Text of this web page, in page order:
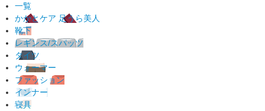
一覧
かかとケア 足うら美人
靴下
レギンス/スパッツ
タイツ
ウォーマー
ファッション
インナー
寝具